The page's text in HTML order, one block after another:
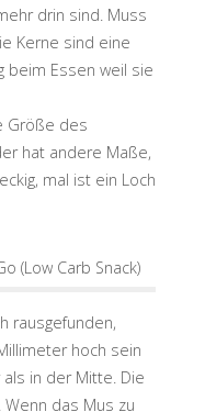
drin sind. Muss
Kerne sind eine
beim Essen weil sie
Größe des
hat andere Maße,
mal ist ein Loch
rausgefunden,
hoch sein
in der Mitte. Die
das Mus zu